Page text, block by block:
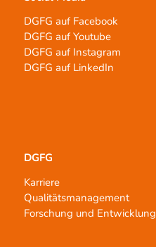
DGFG auf Facebook
DGFG auf Youtube
DGFG auf Instagram
DGFG auf LinkedIn
DGFG
Karriere
Qualitätsmanagement
Forschung und Entwicklung